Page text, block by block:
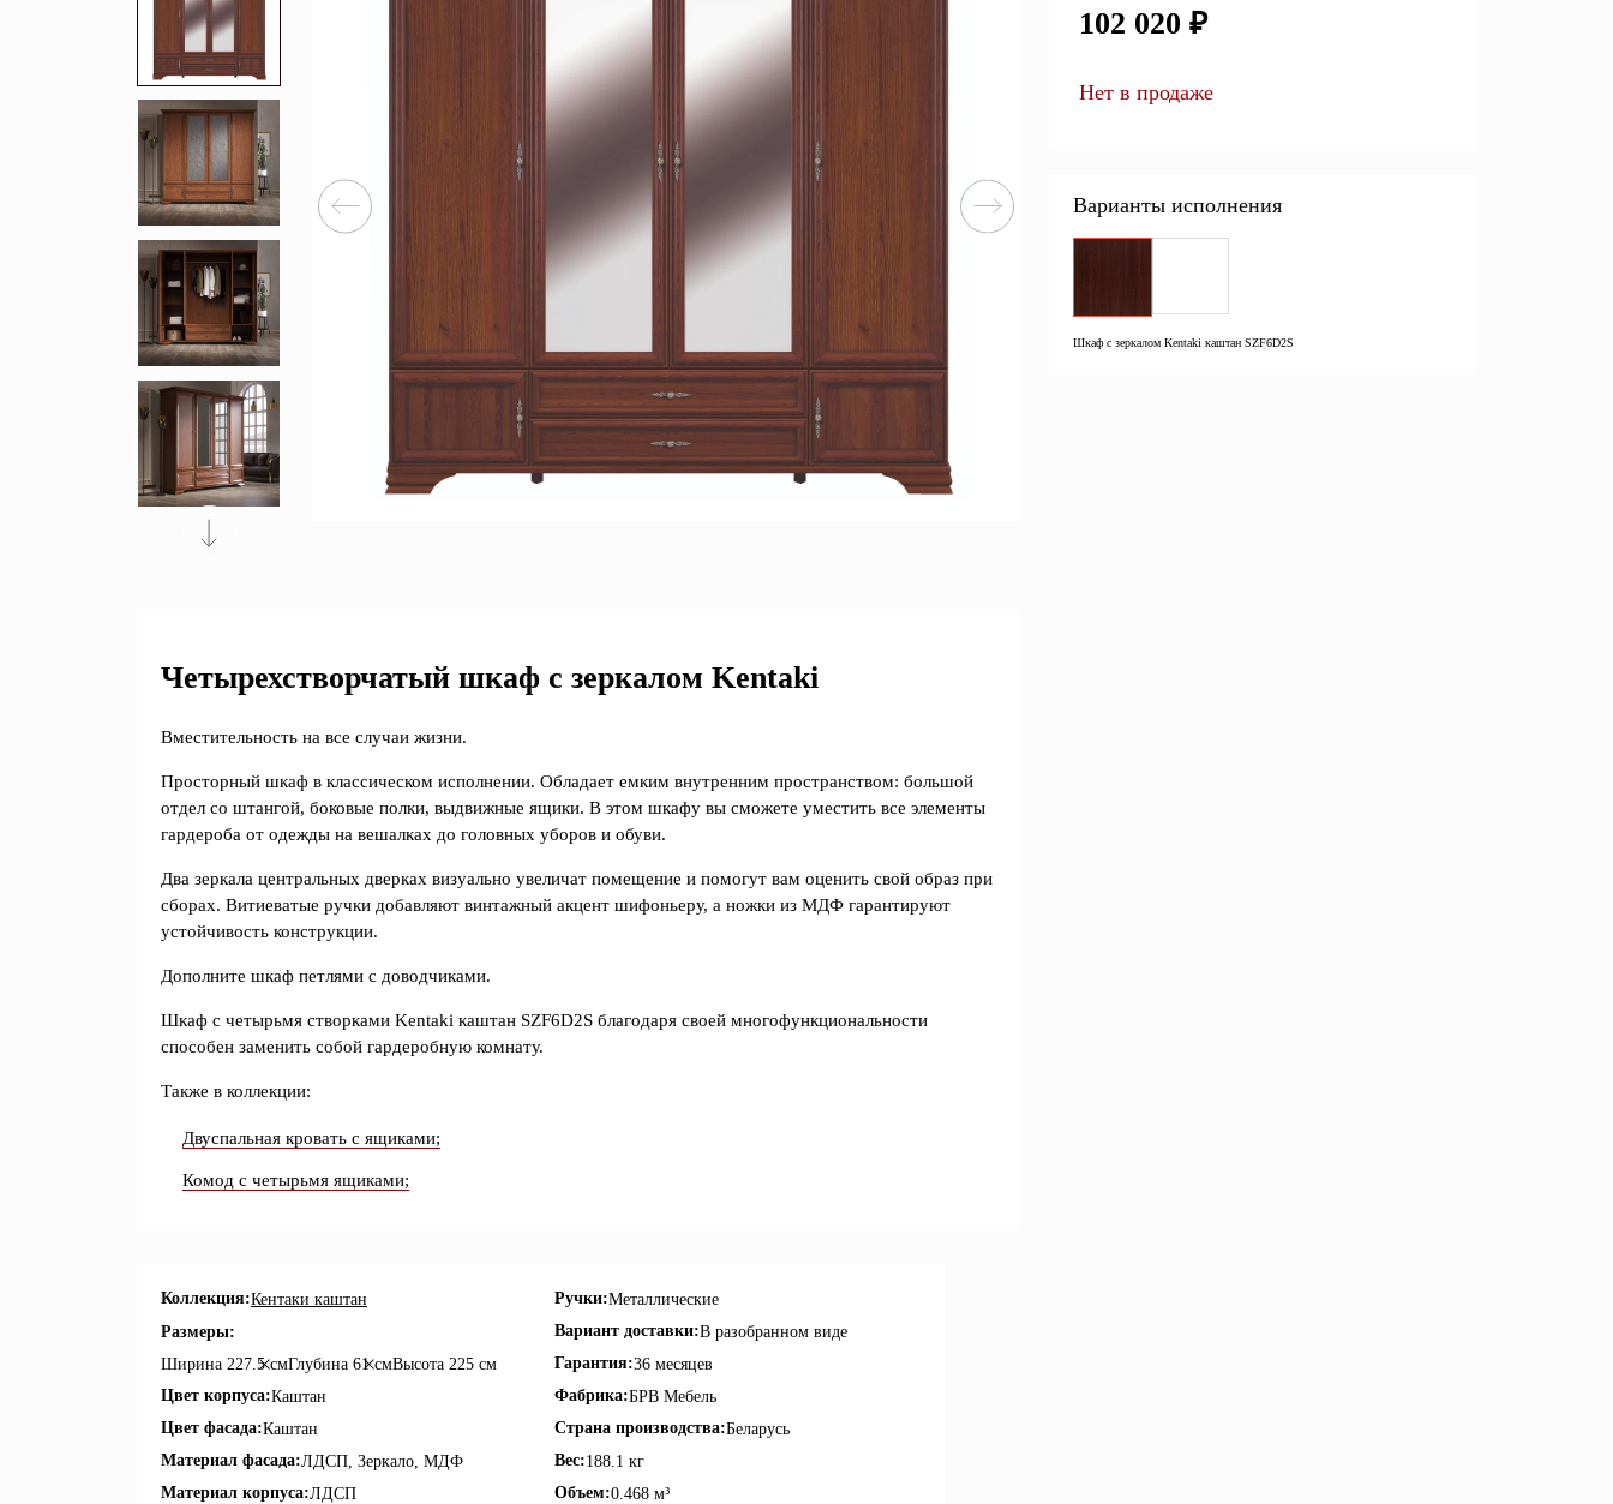
Зеркала
Полки
Матрасы
Прихожие
Освещение
Декор
Перейти Перейти
Популярные категории
Комбинированные
Письменные столы Двуспальные кровати
Туалетные столы Шкафы-витрины Узкие комоды
Трехстворчатые
Четырехстворчатый шкаф с зеркалом Kentaki
Вместительность на все случаи жизни.
Просторный шкаф в классическом исполнении. Обладает емким внутренним пространством: большой
отдел со штангой, боковые полки, выдвижные ящики. В этом шкафу вы сможете уместить все элементы
гардероба от одежды на вешалках до головных уборов и обуви.
Два зеркала центральных дверках визуально увеличат помещение и помогут вам оценить свой образ при
сборах. Витиеватые ручки добавляют винтажный акцент шифоньеру, а ножки из МДФ гарантируют
устойчивость конструкции.
Дополните шкаф петлями с доводчиками.
Шкаф с четырьмя створками Kentaki каштан SZF6D2S благодаря своей многофункциональности
способен заменить собой гардеробную комнату.
Также в коллекции:
Двуспальная кровать с ящиками;
Комод с четырьмя ящиками;
Коллекция:Кентаки каштан
Размеры:
Ширина 227.5 смГлубина 61 смВысота 225 см
Цвет корпуса:Каштан
Цвет фасада:Каштан
Материал фасада:ЛДСП, Зеркало, МДФ
Материал корпуса:ЛДСП
Ручки:Металлические
Вариант доставки:В разобранном виде
Гарантия:36 месяцев
Фабрика:БРВ Мебель
Страна производства:Беларусь
Вес:188.1 кг
Объем:0.468 м³
102 020 ₽
Нет в продаже
Варианты исполнения
Шкаф с зеркалом Kentaki каштан SZF6D2S